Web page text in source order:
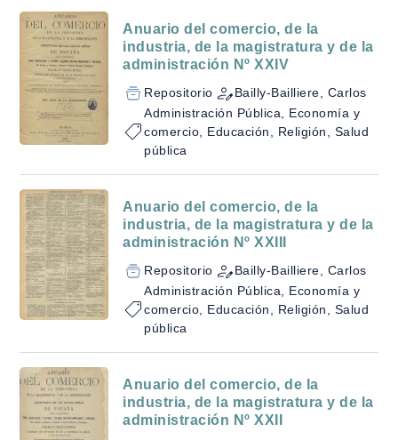
Anuario del comercio, de la
industria, de la magistratura y de la
administración Nº XXIV
Repositorio
Bailly-Bailliere, Carlos
Administración Pública, Economía y
comercio, Educación, Religión, Salud
pública
Anuario del comercio, de la
industria, de la magistratura y de la
administración Nº XXIII
Repositorio
Bailly-Bailliere, Carlos
Administración Pública, Economía y
comercio, Educación, Religión, Salud
pública
Anuario del comercio, de la
industria, de la magistratura y de la
administración Nº XXII